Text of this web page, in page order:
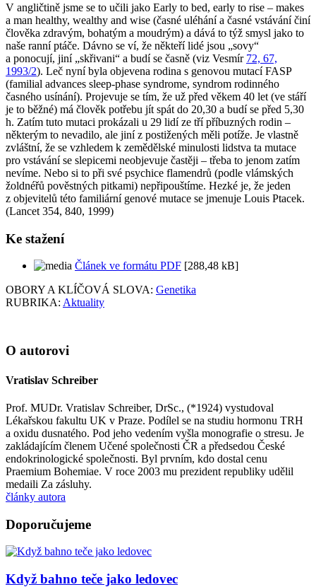
V angličtině jsme se to učili jako Early to bed, early to rise – makes
a man healthy, wealthy and wise (časné uléhání a časné vstávání činí
člověka zdravým, bohatým a moudrým) a dává to týž smysl jako to
naše ranní ptáče. Dávno se ví, že někteří lidé jsou „sovy“
a ponocují, jiní „skřivani“ a budí se časně (viz Vesmír 72, 67,
1993/2). Leč nyní byla objevena rodina s genovou mutací FASP
(familial advances sleep-phase syndrome, syndrom rodinného
časného usínání). Projevuje se tím, že už před věkem 40 let (ve stáří
je to běžné) má člověk potřebu jít spát do 20,30 a budí se před 5,30
h. Zatím tuto mutaci prokázali u 29 lidí ze tří příbuzných rodin –
některým to nevadilo, ale jiní z postižených měli potíže. Je vlastně
zvláštní, že se vzhledem k zemědělské minulosti lidstva ta mutace
pro vstávání se slepicemi neobjevuje častěji – třeba to jenom zatím
nevíme. Nebo si to při své psychice flamendrů (podle vlámských
žoldnéřů pověstných pitkami) nepřipouštíme. Hezké je, že jeden
z objevitelů této familiární genové mutace se jmenuje Louis Ptacek.
(Lancet 354, 840, 1999)
Ke stažení
Článek ve formátu PDF [288,48 kB]
OBORY A KLÍČOVÁ SLOVA: Genetika
RUBRIKA: Aktuality
O autorovi
Vratislav Schreiber
Prof. MUDr. Vratislav Schreiber, DrSc., (*1924) vystudoval
Lékařskou fakultu UK v Praze. Podílel se na studiu hormonu TRH
a oxidu dusnatého. Pod jeho vedením vyšla monografie o stresu. Je
zakládajícím členem Učené společnosti ČR a předsedou České
endokrinologické společnosti. Byl prvním, kdo dostal cenu
Praemium Bohemiae. V roce 2003 mu prezident republiky udělil
medaili Za zásluhy.
články autora
Doporučujeme
Když bahno teče jako ledovec